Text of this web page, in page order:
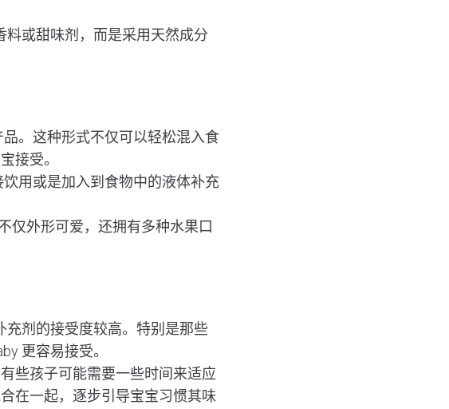
料或甜味剂，而是采用天然成分
。这种形式不仅可以轻松混入食
接受。
用或是加入到食物中的液体补充
仅外形可爱，还拥有多种水果口
充剂的接受度较高。特别是那些
更容易接受。
些孩子可能需要一些时间来适应
在一起，逐步引导宝宝习惯其味